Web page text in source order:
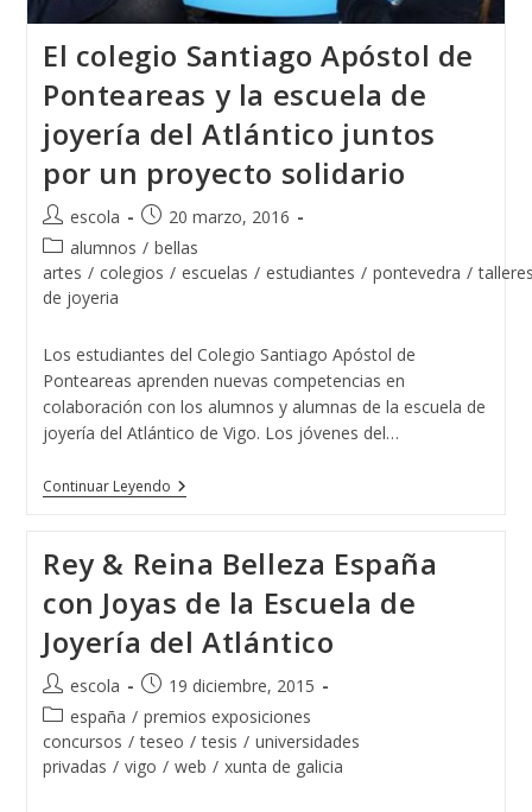
El colegio Santiago Apóstol de
Ponteareas y la escuela de
joyería del Atlántico juntos
por un proyecto solidario
Autor
de
la
entrada:
escola
Publicación
de
la
entrada:
20 marzo, 2016
Categoría
de
la
alumnos / bellas
artes / colegios / escuelas / estudiantes / pontevedra /
de joyeria
Los estudiantes del Colegio Santiago Apóstol de
Ponteareas aprenden nuevas competencias en
colaboración con los alumnos y alumnas de la escuela de
joyería del Atlántico de Vigo. Los jóvenes del…
Continuar LeyendoEl
Colegio
De
Ponteareas
Y
La
Escuela
De
Joyería
Del
Atlántico
Juntos
Por
Un
Rey & Reina Belleza España
con Joyas de la Escuela de
Joyería del Atlántico
Autor
de
la
entrada:
escola
Publicación
de
la
entrada:
19 diciembre, 2015
Categoría
de
la
españa / premios exposiciones
concursos / teseo / tesis / universidades
privadas / vigo / web / xunta de galicia